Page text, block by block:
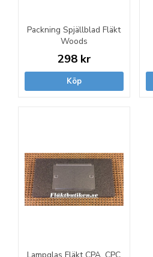
Packning Spjällblad Fläkt
Woods
298 kr
Köp